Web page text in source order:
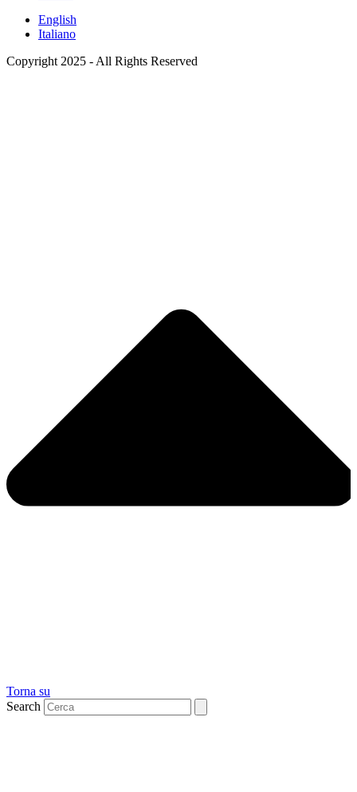
English
Italiano
Copyright 2025 - All Rights Reserved
Torna su
Search